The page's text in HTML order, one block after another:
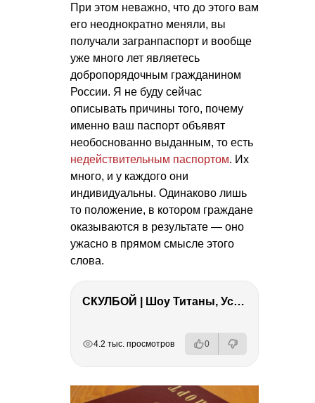
При этом неважно, что до этого вам
его неоднократно меняли, вы
получали загранпаспорт и вообще
уже много лет являетесь
добропорядочным гражданином
России. Я не буду сейчас
описывать причины того, почему
именно ваш паспорт объявят
необоснованно выданным, то есть
недействительным паспортом. Их
много, и у каждого они
индивидуальны. Одинаково лишь
то положение, в котором граждане
оказываются в результате — оно
ужасно в прямом смысле этого
слова.
СКУЛБОЙ | Шоу Титаны, Усейн Болт, Ларрат, Зашквар!
4.2 тыс. просмотров 0